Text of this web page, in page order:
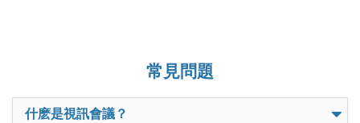
常見問題
什麽是視訊會議？